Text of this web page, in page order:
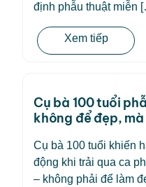
định phẫu thuật miễn
Xem tiếp
Cụ bà 100 tuổi
không để đẹp,
Cụ bà 100 tuổi khiến
động khi trải qua ca
– không phải để làm